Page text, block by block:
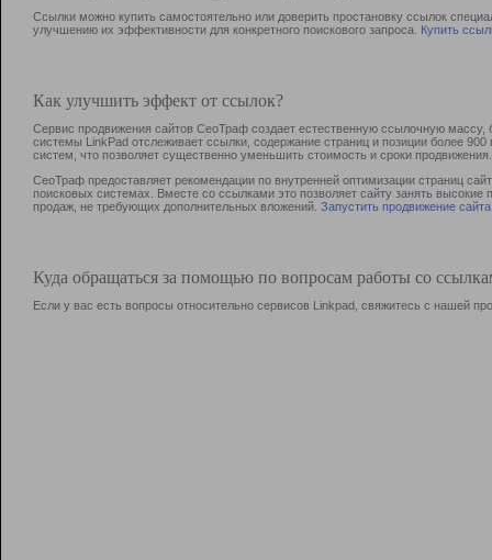
Ссылки можно купить самостоятельно или доверить простановку ссылок
улучшению их эффективности для конкретного поискового запроса. Купить
Как улучшить эффект от ссылок?
Сервис продвижения сайтов СеоТраф создает естественную ссылочную
системы LinkPad отслеживает ссылки, содержание страниц и позиции более
систем, что позволяет существенно уменьшить стоимость и сроки продвижения.
СеоТраф предоставляет рекомендации по внутренней оптимизации страниц
поисковых системах. Вместе со ссылками это позволяет сайту занять
продаж, не требующих дополнительных вложений. Запустить продвижение сайта
Куда обращаться за помощью по вопросам работы со
Если у вас есть вопросы относительно сервисов Linkpad, свяжитесь с нашей